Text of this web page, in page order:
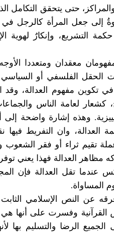
حتى يتحقق التكامل الذي
إلى جعل المرأة كالرجل في
التشريع، وإنكارٌ لهوية
مفهومان معقدان ومتعددا
الحقل الفلسفي أو
في تكوين مفهوم العدالة،
لعامة الناس
وهذه إشارة واضحة إلى
العدالة، وان التفريط
تقيم ثراء أو فقر الشعوب
مظاهر العدالة فهذا يعني
عندما تقل العدالة فإن
المساواة.
عن النص الإسلامي
وفسرت على أنها هي
الرضا والتسليم بها